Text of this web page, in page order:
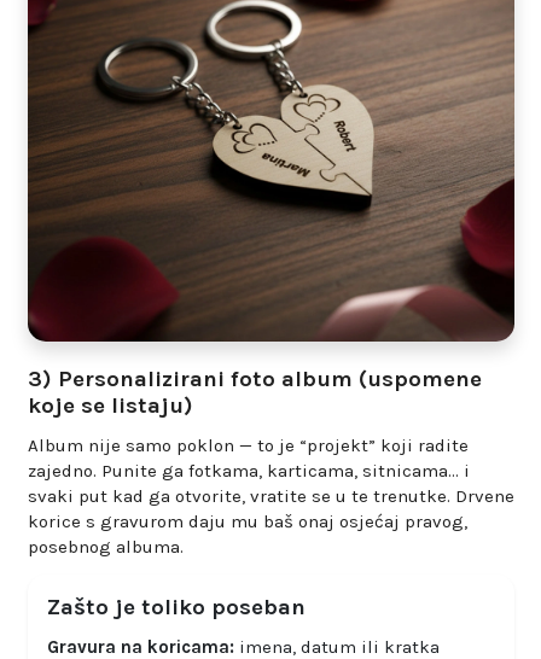
3) Personalizirani foto album (uspomene
koje se listaju)
Album nije samo poklon — to je “projekt” koji radite
zajedno. Punite ga fotkama, karticama, sitnicama… i
svaki put kad ga otvorite, vratite se u te trenutke. Drvene
korice s gravurom daju mu baš onaj osjećaj pravog,
posebnog albuma.
Zašto je toliko poseban
Gravura na koricama:imena, datum ili kratka